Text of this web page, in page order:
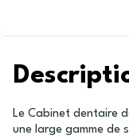
Le Cabinet dentaire
une large gamme de